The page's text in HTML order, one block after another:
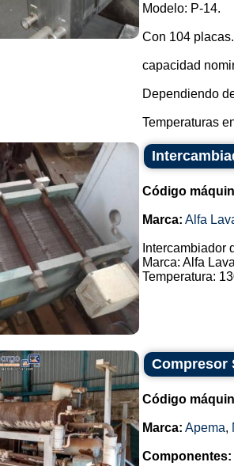
Modelo: P-14.
Con 104 placas.
capacidad
Dependiendo
Temperaturas
Código
Marca: Alfa
Intercambiador
Marca: Alfa
Temperatura:
Compresor
Código
Marca: Apema,
Componentes: